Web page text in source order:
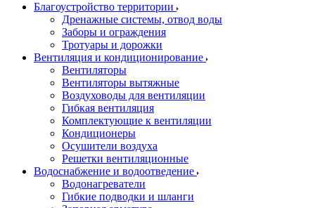
Благоустройство территории
Дренажные системы, отвод воды
Заборы и ограждения
Тротуары и дорожки
Вентиляция и кондиционирование
Вентиляторы
Вентиляторы вытяжные
Воздуховоды для вентиляции
Гибкая вентиляция
Комплектующие к вентиляции
Кондиционеры
Осушители воздуха
Решетки вентиляционные
Водоснабжение и водоотведение
Водонагреватели
Гибкие подводки и шланги